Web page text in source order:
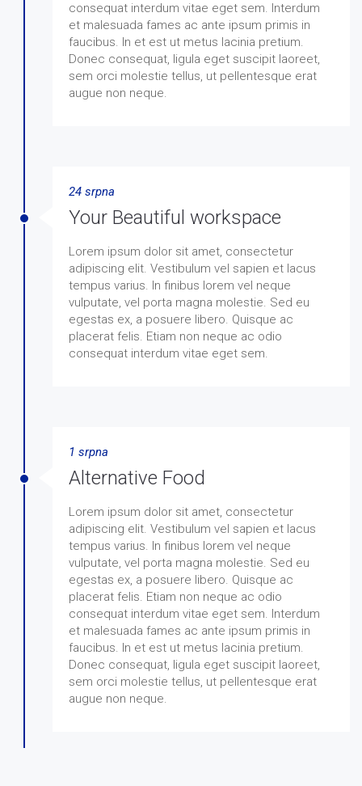
consequat interdum vitae eget sem. Interdum
et malesuada fames ac ante ipsum primis in
faucibus. In et est ut metus lacinia pretium.
Donec consequat, ligula eget suscipit laoreet,
sem orci molestie tellus, ut pellentesque erat
augue non neque.
24 srpna
Your Beautiful workspace
Lorem ipsum dolor sit amet, consectetur
adipiscing elit. Vestibulum vel sapien et lacus
tempus varius. In finibus lorem vel neque
vulputate, vel porta magna molestie. Sed eu
egestas ex, a posuere libero. Quisque ac
placerat felis. Etiam non neque ac odio
consequat interdum vitae eget sem.
1 srpna
Alternative Food
Lorem ipsum dolor sit amet, consectetur
adipiscing elit. Vestibulum vel sapien et lacus
tempus varius. In finibus lorem vel neque
vulputate, vel porta magna molestie. Sed eu
egestas ex, a posuere libero. Quisque ac
placerat felis. Etiam non neque ac odio
consequat interdum vitae eget sem. Interdum
et malesuada fames ac ante ipsum primis in
faucibus. In et est ut metus lacinia pretium.
Donec consequat, ligula eget suscipit laoreet,
sem orci molestie tellus, ut pellentesque erat
augue non neque.